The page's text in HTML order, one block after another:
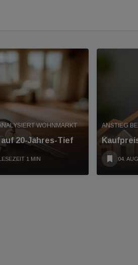
WOHNMARKT
20-Jahres-Tief
1 MIN
ANSTIEG
04.